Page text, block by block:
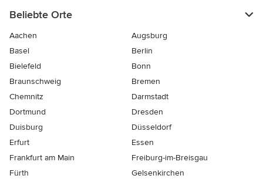
Beliebte Orte
Aachen
Augsburg
Basel
Berlin
Bielefeld
Bonn
Braunschweig
Bremen
Chemnitz
Darmstadt
Dortmund
Dresden
Duisburg
Düsseldorf
Erfurt
Essen
Frankfurt am Main
Freiburg-im-Breisgau
Fürth
Gelsenkirchen